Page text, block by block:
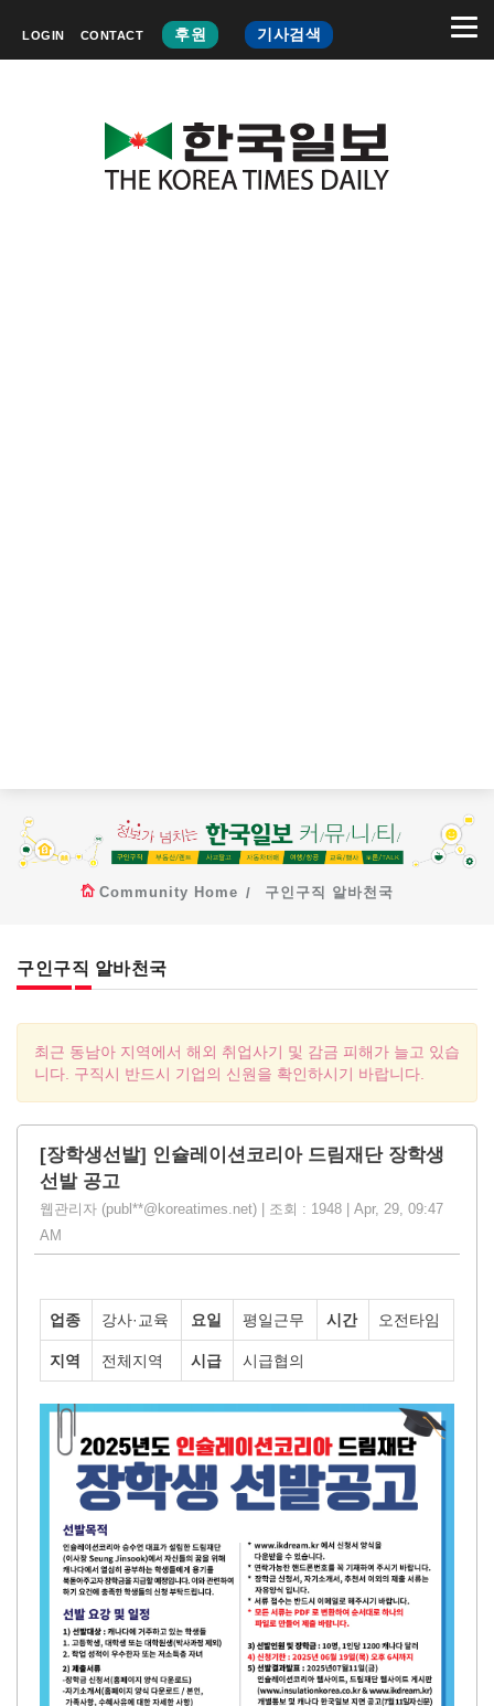
LOGIN CONTACT 후원 기사검색
Community Home 구인구직 알바천국
구인구직 알바천국
최근 동남아 지역에서 해외 취업사기 및 감금 피해가 늘고 있습
니다. 구직시 반드시 기업의 신원을 확인하시기 바랍니다.
[장학생선발] 인슐레이션코리아 드림재단 장학생
선발 공고
웹관리자 (publ**@koreatimes.net) | 조회 : 1948 | Apr, 29, 09:47
AM
업종 강사·교육 요일 평일근무 시간 오전타임
지역 전체지역 시급 시급협의